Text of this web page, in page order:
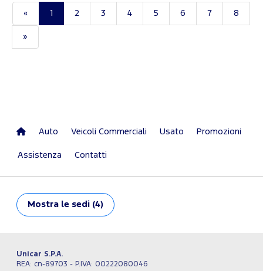
« 1 2 3 4 5 6 7 8
»
Auto Veicoli Commerciali Usato Promozioni
Assistenza Contatti
Mostra le sedi (4)
Unicar S.P.A.
REA: cn-89703 - P.IVA: 00222080046